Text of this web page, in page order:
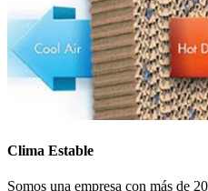
Clima Estable
Somos una empresa con más de